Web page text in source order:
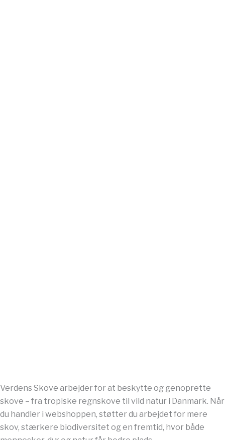
Verdens Skove arbejder for at beskytte og genoprette
skove – fra tropiske regnskove til vild natur i Danmark. Når
du handler i webshoppen, støtter du arbejdet for mere
skov, stærkere biodiversitet og en fremtid, hvor både